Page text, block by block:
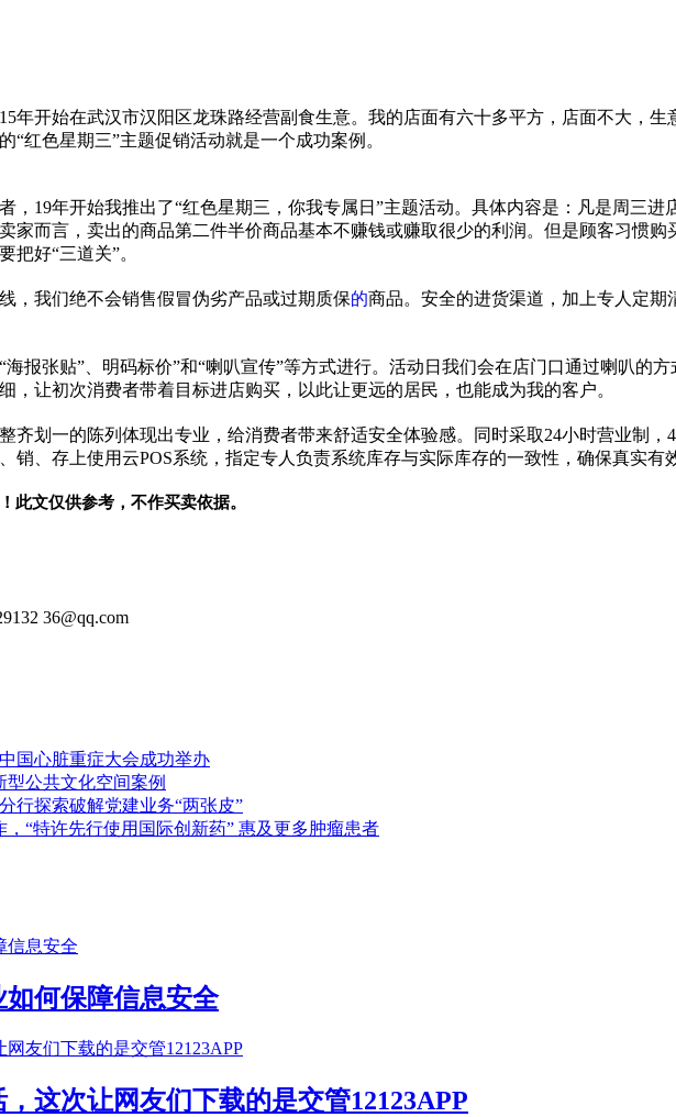
年开始在武汉市汉阳区龙珠路经营副食生意。我的店面有六十多平方，店面不大，生
红色星期三”主题促销活动就是一个成功案例。
，19年开始我推出了“红色星期三，你我专属日”主题活动。具体内容是：凡是周三
家而言，卖出的商品第二件半价商品基本不赚钱或赚取很少的利润。但是顾客习惯购
把好“三道关”。
，我们绝不会销售假冒伪劣产品或过期质保的商品。安全的进货渠道，加上专人定
海报张贴”、明码标价”和“喇叭宣传”等方式进行。活动日我们会在店门口通过喇叭的
，让初次消费者带着目标进店购买，以此让更远的居民，也能成为我的客户。
齐划一的陈列体现出专业，给消费者带来舒适安全体验感。同时采取24小时营业制
销、存上使用云POS系统，指定专人负责系统库存与实际库存的一致性 ，确保真实有
此文仅供参考，不作买卖依据。
36@qq.com
国心脏重症大会成功举办
型公共文化空间案例
行探索破解党建业务“两张皮”
“特许先行使用国际创新药” 惠及更多肿瘤患者
何保障信息安全
这次让网友们下载的是交管12123APP